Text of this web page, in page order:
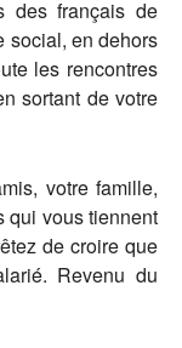
des français de
social, en dehors
les rencontres
sortant de votre
votre famille,
qui vous tiennent
de croire que
Revenu du